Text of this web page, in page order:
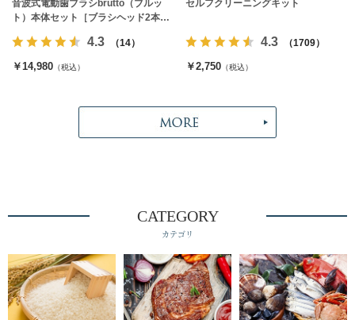
音波式電動歯ブラシbrutto（ブルッ
ト）本体セット［ブラシヘッド2本付
4.3 （14）
￥14,980 （税込）
セルフクリーニングキット
4.3 （1709）
￥2,750 （税込）
CATEGORY
カテゴリ